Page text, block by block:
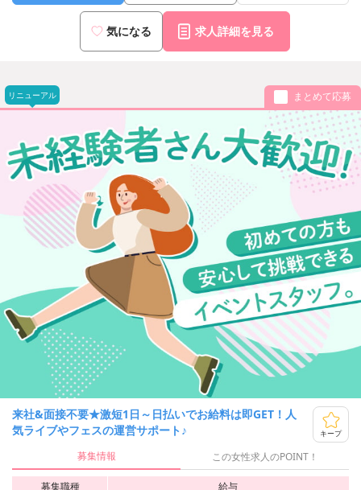
気になる 求人詳細を見る
リニューアル まとめて応募
来社&面接不要★激短1日～日払いでお給料は即GET！人
気ライブやフェスの運営サポート♪
キープ
募集情報 この女性求人のPOINT！
募集職種 給与